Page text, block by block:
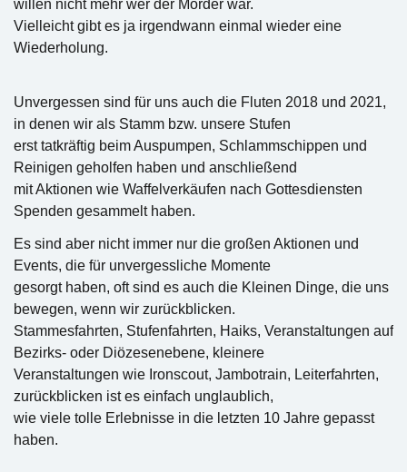
willen nicht mehr wer der Mörder war.
Vielleicht gibt es ja irgendwann einmal wieder eine
Wiederholung.
Unvergessen sind für uns auch die Fluten 2018 und 2021,
in denen wir als Stamm bzw. unsere Stufen
erst tatkräftig beim Auspumpen, Schlammschippen und
Reinigen geholfen haben und anschließend
mit Aktionen wie Waffelverkäufen nach Gottesdiensten
Spenden gesammelt haben.
Es sind aber nicht immer nur die großen Aktionen und
Events, die für unvergessliche Momente
gesorgt haben, oft sind es auch die Kleinen Dinge, die uns
bewegen, wenn wir zurückblicken.
Stammesfahrten, Stufenfahrten, Haiks, Veranstaltungen auf
Bezirks- oder Diözesenebene, kleinere
Veranstaltungen wie Ironscout, Jambotrain, Leiterfahrten,
zurückblicken ist es einfach unglaublich,
wie viele tolle Erlebnisse in die letzten 10 Jahre gepasst
haben.